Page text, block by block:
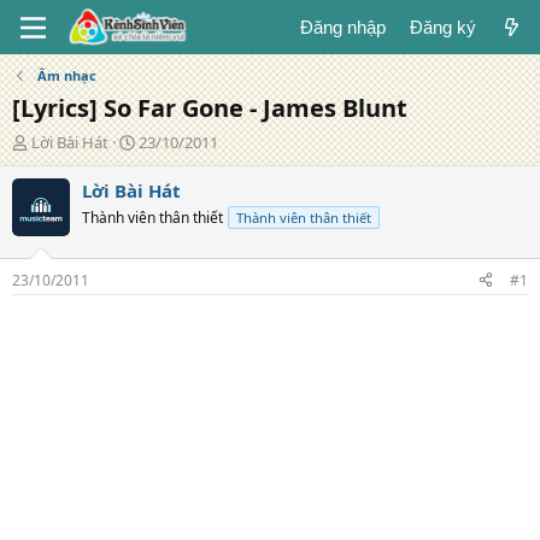
Đăng nhập Đăng ký
Âm nhạc
[Lyrics] So Far Gone - James Blunt
T
á
c
g
i
ả
Lời Bài Hát
N
g
à
y
đ
g
23/10/2011
Lời Bài Hát
Thành viên thân thiết Thành viên thân thiết
23/10/2011 #1